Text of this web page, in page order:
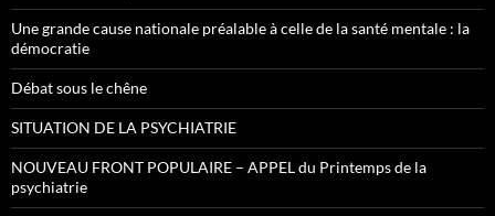
Une grande cause nationale préalable à celle de la santé mentale : la
démocratie
Débat sous le chêne
SITUATION DE LA PSYCHIATRIE
NOUVEAU FRONT POPULAIRE – APPEL du Printemps de la
psychiatrie